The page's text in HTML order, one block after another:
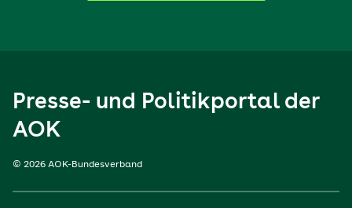
Presse- und Politikportal der
AOK
© 2026 AOK-Bundesverband